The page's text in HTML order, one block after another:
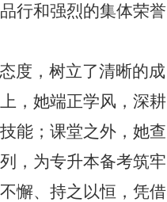
行和强烈的集体荣誉
度，树立了清晰的成
，她端正学风，深耕
能；课堂之外，她查
，为专升本备考筑牢
懈、持之以恒，凭借